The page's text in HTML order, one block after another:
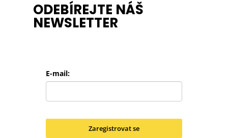
ODEBÍREJTE NÁŠ
NEWSLETTER
E-mail:
Zaregistrovat se